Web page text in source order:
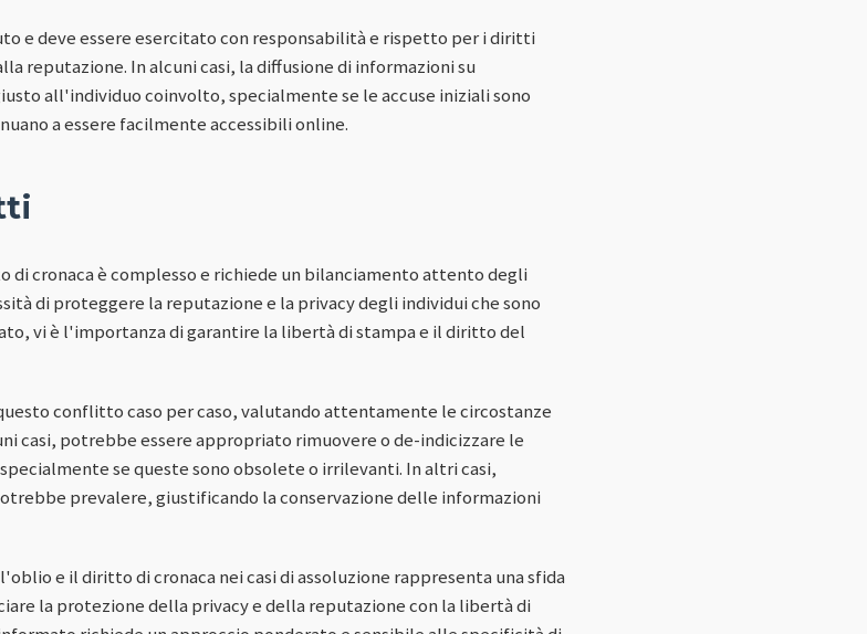
e deve essere esercitato con responsabilità e rispetto per i diritti
reputazione. In alcuni casi, la diffusione di informazioni su
all'individuo coinvolto, specialmente se le accuse iniziali sono
a essere facilmente accessibili online.
cronaca è complesso e richiede un bilanciamento attento degli
di proteggere la reputazione e la privacy degli individui che sono
vi è l'importanza di garantire la libertà di stampa e il diritto del
conflitto caso per caso, valutando attentamente le circostanze
casi, potrebbe essere appropriato rimuovere o de-indicizzare le
se queste sono obsolete o irrilevanti. In altri casi,
prevalere, giustificando la conservazione delle informazioni
e il diritto di cronaca nei casi di assoluzione rappresenta una sfida
la protezione della privacy e della reputazione con la libertà di